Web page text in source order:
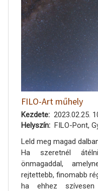
FILO-Art műhely
Kezdete
2023.02.25.
Helyszín
FILO-Pont,
Leld meg magad
Ha szeretnél
önmagaddal,
rejtettebb, finomabb
ha ehhez szívesen